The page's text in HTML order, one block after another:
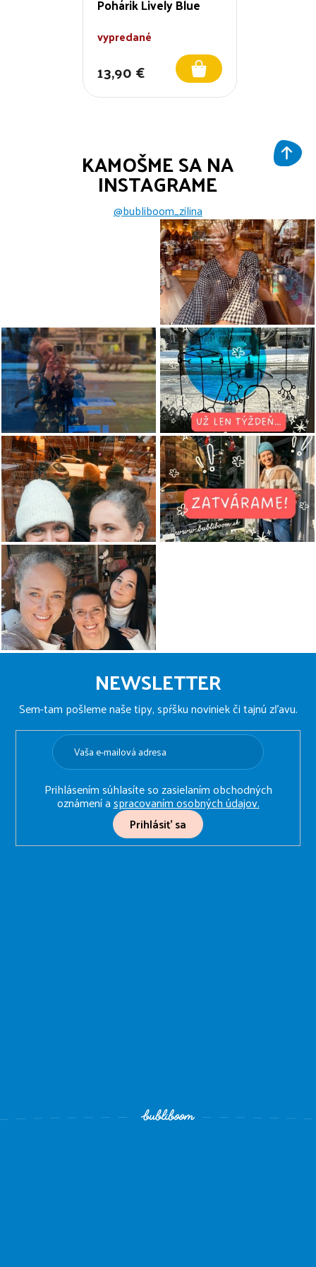
Pohárik Lively Blue
vypredané
13,90 €
KAMOŠME SA NA
INSTAGRAME
@bubliboom_zilina
Z
NEWSLETTER
Sem-tam pošleme naše tipy, spŕšku noviniek či tajnú zľavu.
Prihlásením súhlasíte so zasielaním obchodných
oznámení aspracovaním osobných údajov.
Prihlásiť sa